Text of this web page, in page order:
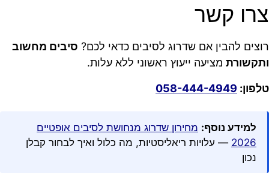
צרו קשר
רוצים להבין אם שדרוג לסיבים כדאי לכם? סיבים מחשוב
ותקשורת מציעה ייעוץ ראשוני ללא עלות.
טלפון: 058-444-4949
למידע נוסף: מחירון שדרוג מנחושת לסיבים אופטיים
2026 — עלויות ריאליסטיות, מה כלול ואיך לבחור קבלן
נכון